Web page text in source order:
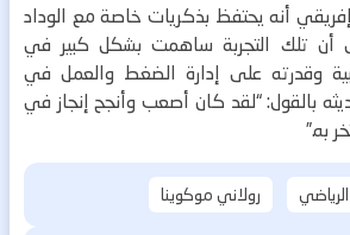
أنه يحتفظ بذكريات خاصة مع الوداد
أن تلك التجربة ساهمت بشكل كبير في
وقدرته على إدارة الضغط والعمل في
بالقول: “لقد كان أصعب وأنجح إنجاز في
به.”
رولاني موكوينا